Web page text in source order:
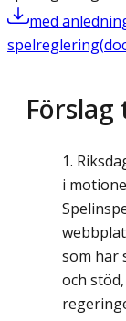
med
spelreglering(
i
som har
och